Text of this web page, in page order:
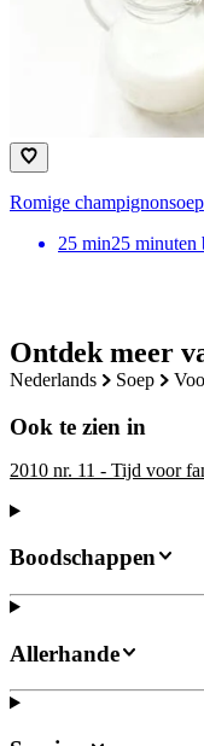
Ontdek meer
nederlands soep
Ook te zien in
2010 nr. 11 - Tijd voor
Romige champignonsoep
25 min25 minuten
Boodschappen
Allerhande